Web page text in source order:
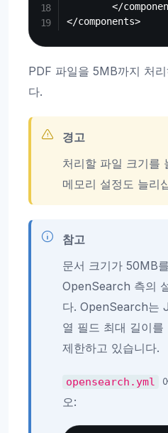
</
PDF 파일을 5MB까지 처
다.
경고
처리할 파일 크기를
메모리 설정도 늘리
참고
문서 크기가 50MB
OpenSearch 측의
다. OpenSearch는
열 필드 최대 길이
제한하고 있습니다.
opensearch.yml
오: